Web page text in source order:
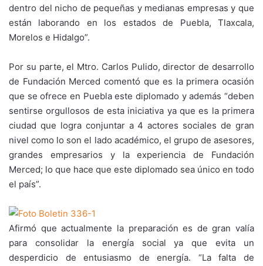
dentro del nicho de pequeñas y medianas empresas y que
están laborando en los estados de Puebla, Tlaxcala,
Morelos e Hidalgo”.
Por su parte, el Mtro. Carlos Pulido, director de desarrollo
de Fundación Merced comentó que es la primera ocasión
que se ofrece en Puebla este diplomado y además “deben
sentirse orgullosos de esta iniciativa ya que es la primera
ciudad que logra conjuntar a 4 actores sociales de gran
nivel como lo son el lado académico, el grupo de asesores,
grandes empresarios y la experiencia de Fundación
Merced; lo que hace que este diplomado sea único en todo
el país”.
Afirmó que actualmente la preparación es de gran valía
para consolidar la energía social ya que evita un
desperdicio de entusiasmo de energía. “La falta de